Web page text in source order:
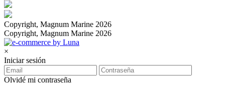
Copyright, Magnum Marine 2026
Copyright, Magnum Marine 2026
×
Iniciar sesión
Olvidé mi contraseña